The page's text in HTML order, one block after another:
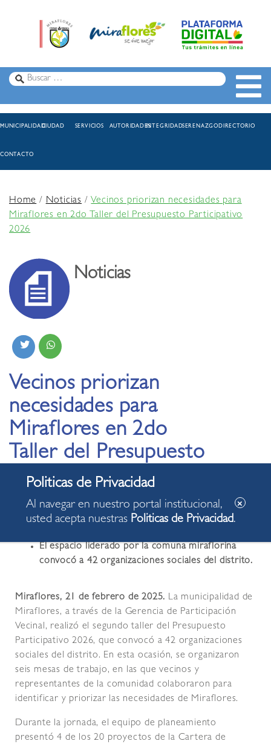
MUNICIPALIDADCIUDAD SERVICIOS AUTORIDADESINTEGRIDADSERENAZGODIRECTORIO
CONTACTO
Home/Noticias /Vecinos priorizan necesidades para
Miraflores en 2do Taller del Presupuesto Participativo
2026
Noticias
Vecinos priorizan
necesidades para
Miraflores en 2do
Taller del Presupuesto
Participativo 2026
21.02.2025
El espacio liderado por la comuna miraflorina
convocó a 42 organizaciones sociales del distrito.
Miraflores, 21 de febrero de 2025. La municipalidad de
Miraflores, a través de la Gerencia de Participación
Vecinal, realizó el segundo taller del Presupuesto
Participativo 2026, que convocó a 42 organizaciones
sociales del distrito. En esta ocasión, se organizaron
seis mesas de trabajo, en las que vecinos y
representantes de la comunidad colaboraron para
identificar y priorizar las necesidades de Miraflores.
Durante la jornada, el equipo de planeamiento
presentó 4 de los 20 proyectos de la Cartera de
Al navegar en nuestro portal institucional,
usted acepta nuestras Politicas de Privacidad.